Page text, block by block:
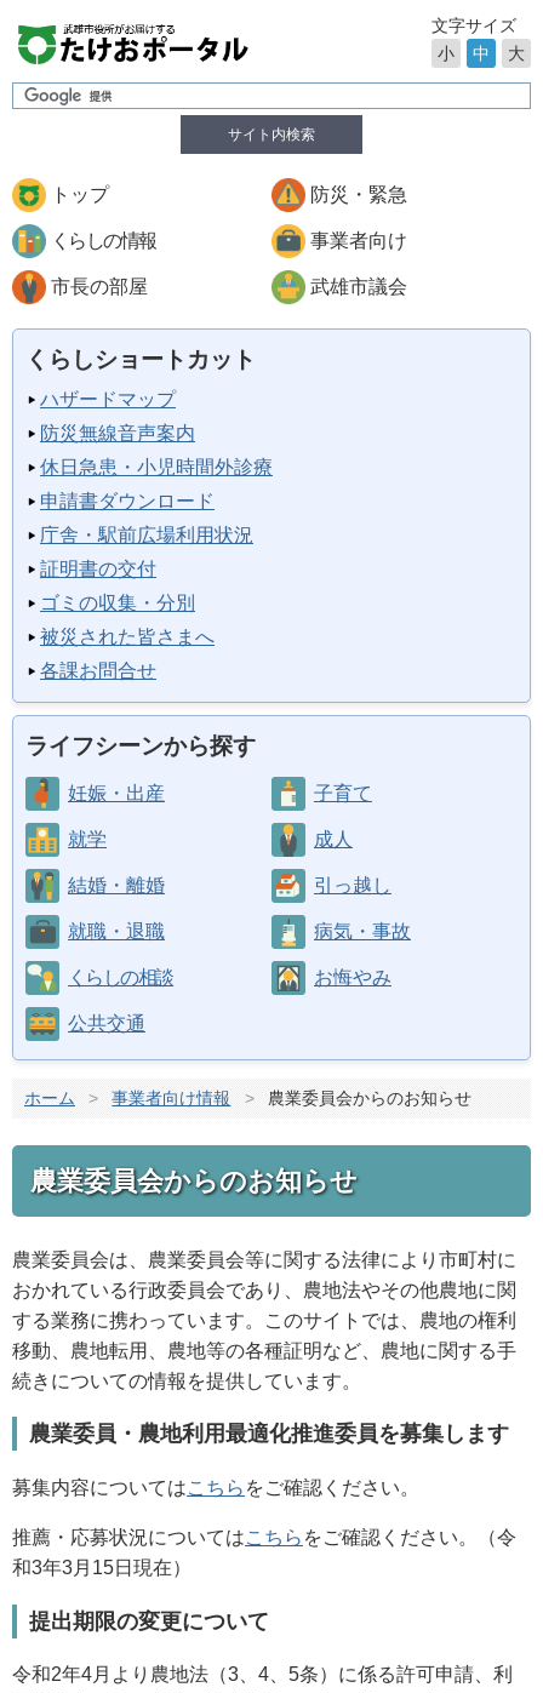
サイト内検索
文字サイズ
小
中 大
トップ 防災・緊急
くらしの情報 事業者向け
市長の部屋 武雄市議会
くらしショートカット
ハザードマップ
防災無線音声案内
休日急患・小児時間外診療
申請書ダウンロード
庁舎・駅前広場利用状況
証明書の交付
ゴミの収集・分別
被災された皆さまへ
各課お問合せ
ライフシーンから探す
妊娠・出産 子育て
就学 成人
結婚・離婚 引っ越し
就職・退職 病気・事故
くらしの相談 お悔やみ
公共交通
ホーム > 事業者向け情報 > 農業委員会からのお知らせ
農業委員会からのお知らせ
農業委員会は、農業委員会等に関する法律により市町村に
おかれている行政委員会であり、農地法やその他農地に関
する業務に携わっています。このサイトでは、農地の権利
移動、農地転用、農地等の各種証明など、農地に関する手
続きについての情報を提供しています。
農業委員・農地利用最適化推進委員を募集します
募集内容についてはこちら をご確認ください。
推薦・応募状況についてはこちら をご確認ください。（令
和3年3月15日現在）
提出期限の変更について
令和2年4月より農地法（3、4、5条）に係る許可申請、利